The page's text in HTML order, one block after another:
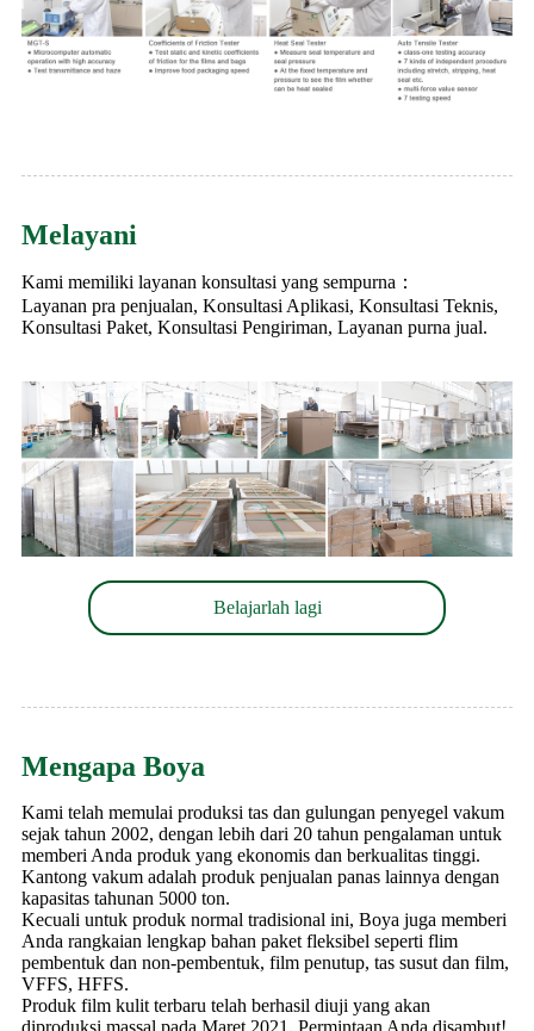
Melayani
Kami memiliki layanan konsultasi yang sempurna：
Layanan pra penjualan, Konsultasi Aplikasi, Konsultasi Teknis,
Konsultasi Paket, Konsultasi Pengiriman, Layanan purna jual.
Belajarlah lagi
Mengapa Boya
Kami telah memulai produksi tas dan gulungan penyegel vakum
sejak tahun 2002, dengan lebih dari 20 tahun pengalaman untuk
memberi Anda produk yang ekonomis dan berkualitas tinggi.
Kantong vakum adalah produk penjualan panas lainnya dengan
kapasitas tahunan 5000 ton.
Kecuali untuk produk normal tradisional ini, Boya juga memberi
Anda rangkaian lengkap bahan paket fleksibel seperti flim
pembentuk dan non-pembentuk, film penutup, tas susut dan film,
VFFS, HFFS.
Produk film kulit terbaru telah berhasil diuji yang akan